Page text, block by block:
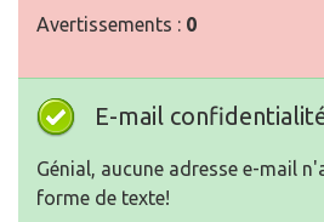
Avertissements : 0
E-mail
Génial, aucune adresse e-mail
forme de texte!